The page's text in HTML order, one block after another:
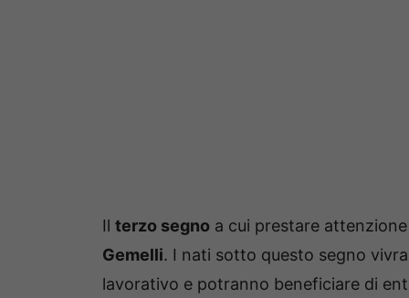
Il terzo segno a cui prestare
Gemelli. I nati sotto questo segno
lavorativo e potranno beneficiare di